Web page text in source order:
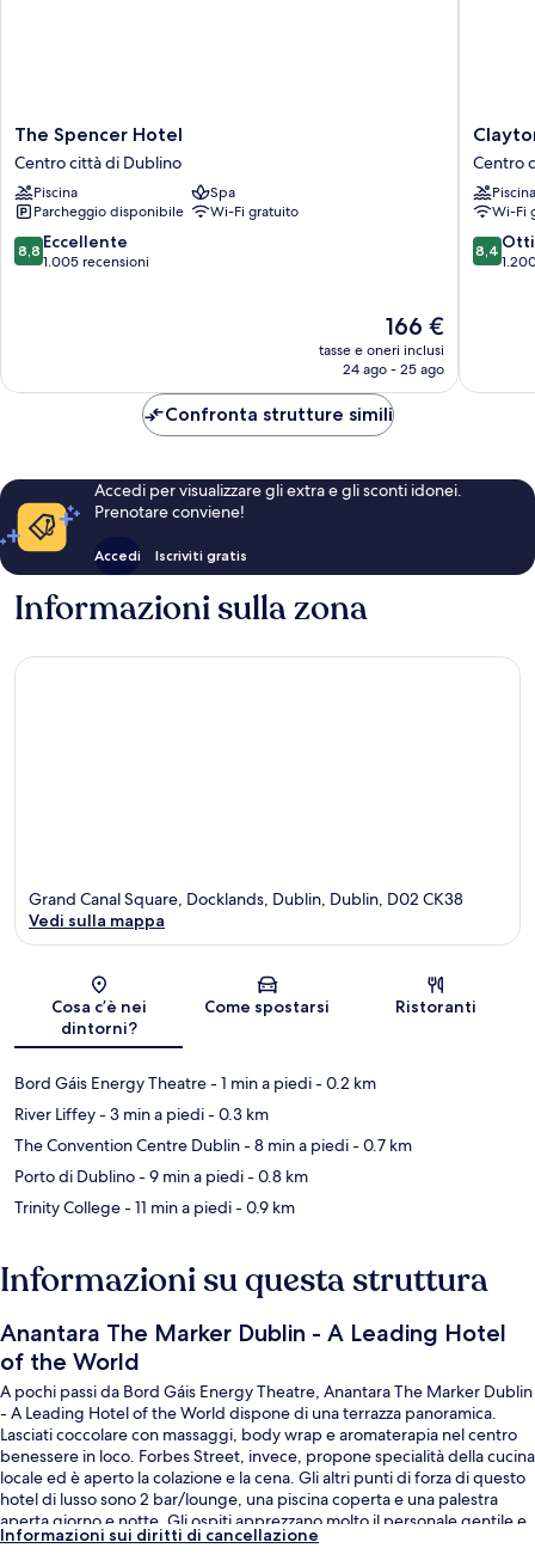
The
Spencer
Hotel
Centro
città
di
Dublino
The Spencer Hotel
Centro città di Dublino
Piscina
Spa
Parcheggio disponibile
Wi-Fi gratuito
8.8
su
8,8 Eccellente
1.005 recensioni
Il
prezzo
attuale
166 €
166 €
tasse e oneri inclusi
24 ago - 25 ago
Clayton
Hotel
Cardiff
Lane
Centro
città
di
Centro
Piscina
Wi-Fi
8.4
su
8,4
Confronta strutture simili
Accedi per visualizzare gli extra e gli sconti idonei.
Prenotare conviene!
Accedi Iscriviti gratis
Informazioni sulla zona
Mappa
Grand Canal Square, Docklands, Dublin, Dublin, D02 CK38
Vedi sulla mappa
Cosa c’è nei
dintorni?
Come spostarsi Ristoranti
Bord Gáis Energy Theatre- 1 min a piedi- 0.2 km
River Liffey- 3 min a piedi- 0.3 km
The Convention Centre Dublin- 8 min a piedi- 0.7 km
Porto di Dublino- 9 min a piedi- 0.8 km
Trinity College- 11 min a piedi- 0.9 km
Informazioni su questa struttura
Anantara The Marker Dublin - A Leading Hotel
of the World
A pochi passi da Bord Gáis Energy Theatre, Anantara The Marker Dublin
- A Leading Hotel of the World dispone di una terrazza panoramica.
Lasciati coccolare con massaggi, body wrap e aromaterapia nel centro
benessere in loco. Forbes Street, invece, propone specialità della cucina
locale ed è aperto la colazione e la cena. Gli altri punti di forza di questo
hotel di lusso sono 2 bar/lounge, una piscina coperta e una palestra
aperta giorno e notte. Gli ospiti apprezzano molto il personale gentile e
la posizione invidiabile. Approfitta dei mezzi pubblici nelle vicinanze:
Informazioni sui diritti di cancellazione